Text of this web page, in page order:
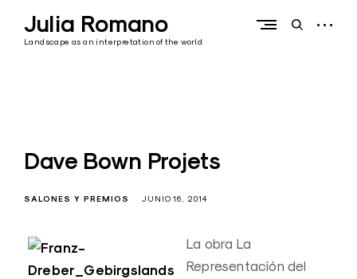
contentJulia Romano
Landscape as an interpretation of the world
openopen
Dave Bown Projets
SALONES Y PREMIOS JUNIO 16, 2014
La obra La
Representación del